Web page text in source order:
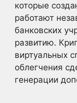
которые
работают
банковских
развитию.
виртуальных
облегчения
генерации